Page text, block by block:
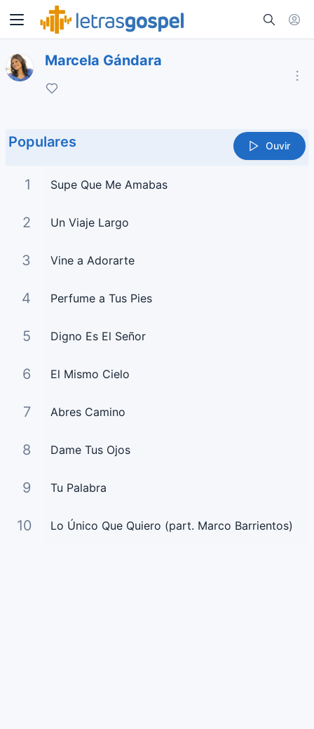
Marcela Gándara
Populares Ouvir
1 Supe Que Me Amabas
2 Un Viaje Largo
3 Vine a Adorarte
4 Perfume a Tus Pies
5 Digno Es El Señor
6 El Mismo Cielo
7 Abres Camino
8 Dame Tus Ojos
9 Tu Palabra
10 Lo Único Que Quiero (part. Marco Barrientos)